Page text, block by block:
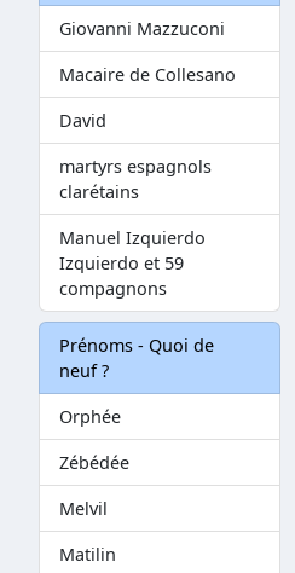
Giovanni Mazzuconi
Macaire de Collesano
David
martyrs espagnols
clarétains
Manuel Izquierdo
Izquierdo et 59
compagnons
Prénoms - Quoi de
neuf ?
Orphée
Zébédée
Melvil
Matilin